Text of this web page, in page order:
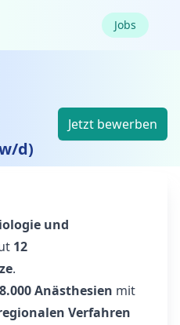
Jobs
d)
Jetzt bewerben
und
12
.
Anästhesien mit
Verfahren